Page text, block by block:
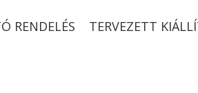
RENDELÉS TERVEZETT